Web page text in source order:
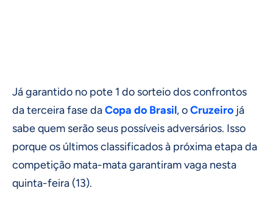
Já garantido no pote 1 do sorteio dos confrontos
da terceira fase daCopa do Brasil, oCruzeiro já
sabe quem serão seus possíveis adversários. Isso
porque os últimos classificados à próxima etapa da
competição mata-mata garantiram vaga nesta
quinta-feira (13).